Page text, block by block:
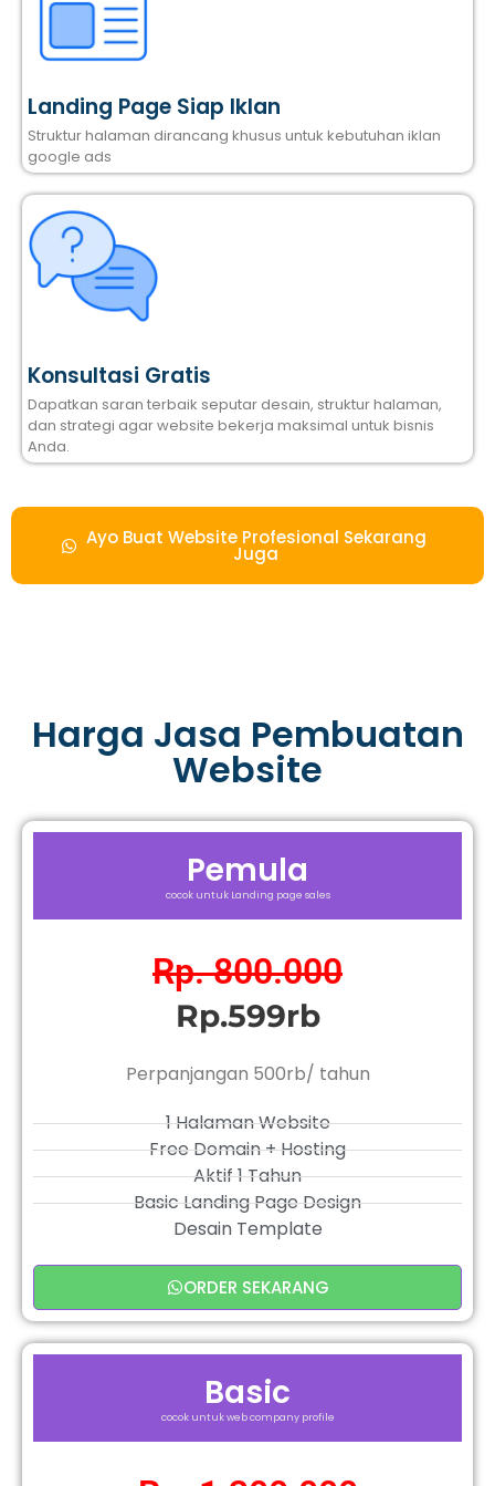
Landing Page Siap Iklan
Struktur halaman dirancang khusus untuk kebutuhan iklan
google ads
Konsultasi Gratis
Dapatkan saran terbaik seputar desain, struktur halaman,
dan strategi agar website bekerja maksimal untuk bisnis
Anda.
Ayo Buat Website Profesional Sekarang
Juga
Harga Jasa Pembuatan
Website
Pemula
cocok untuk Landing page sales
Rp. 800.000
Rp.599rb
Perpanjangan 500rb/ tahun
1 Halaman Website
Free Domain + Hosting
Aktif 1 Tahun
Basic Landing Page Design
Desain Template
ORDER SEKARANG
Basic
cocok untuk web company profile